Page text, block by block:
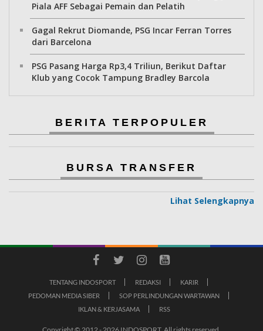
Piala AFF Sebagai Pemain dan Pelatih
Gagal Rekrut Diomande, PSG Incar Ferran Torres
dari Barcelona
PSG Pasang Harga Rp3,4 Triliun, Berikut Daftar
Klub yang Cocok Tampung Bradley Barcola
BERITA TERPOPULER
BURSA TRANSFER
Lihat Selengkapnya
TENTANG INDOSPORT REDAKSI
KARIR
PEDOMAN MEDIA SIBER
SOP PERLINDUNGAN WARTAWAN
IKLAN & KERJASAMA
RSS